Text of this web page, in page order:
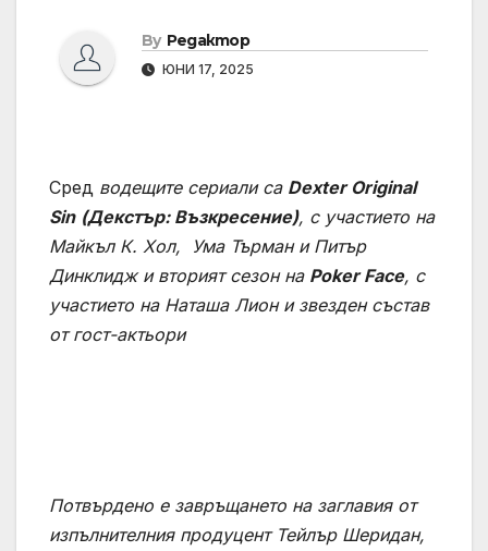
By Редактор
ЮНИ 17, 2025
Сред водещите сериали са Dexter Original
Sin (Декстър: Възкресение), с участието на
Майкъл К. Хол, Ума Търман и Питър
Динклидж и вторият сезон на Poker Face, с
участието на Наташа Лион и звезден състав
от гост-актьори
Потвърдено е завръщането на заглавия от
изпълнителния продуцент Тейлър Шеридан,